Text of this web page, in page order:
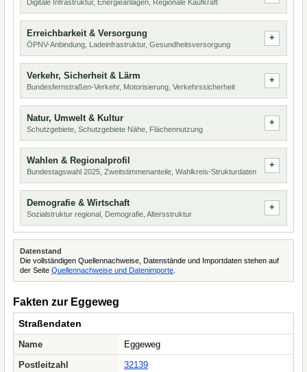
Digitale Infrastruktur, Energieanlagen, Regionale Kaufkraft
Erreichbarkeit & Versorgung
ÖPNV-Anbindung, Ladeinfrastruktur, Gesundheitsversorgung
Verkehr, Sicherheit & Lärm
Bundesfernstraßen-Verkehr, Motorisierung, Verkehrssicherheit
Natur, Umwelt & Kultur
Schutzgebiete, Schutzgebiete Nähe, Flächennutzung
Wahlen & Regionalprofil
Bundestagswahl 2025, Zweitstimmenanteile, Wahlkreis-Strukturdaten
Demografie & Wirtschaft
Sozialstruktur regional, Demografie, Altersstruktur
Datenstand
Die vollständigen Quellennachweise, Datenstände und Importdaten stehen auf
der Seite Quellennachweise und Datenimporte
Fakten zur Eggeweg
Straßendaten
Name
Eggeweg
Postleitzahl
32139